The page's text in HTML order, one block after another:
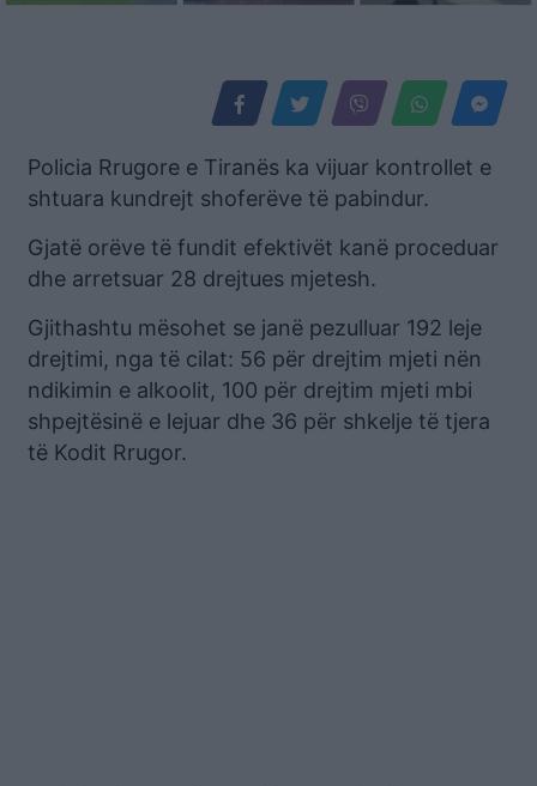
Policia Rrugore e Tiranës ka vijuar kontrollet e
shtuara kundrejt shoferëve të pabindur.
Gjatë orëve të fundit efektivët kanë proceduar
dhe arretsuar 28 drejtues mjetesh.
Gjithashtu mësohet se janë pezulluar 192 leje
drejtimi, nga të cilat: 56 për drejtim mjeti nën
ndikimin e alkoolit, 100 për drejtim mjeti mbi
shpejtësinë e lejuar dhe 36 për shkelje të tjera
të Kodit Rrugor.